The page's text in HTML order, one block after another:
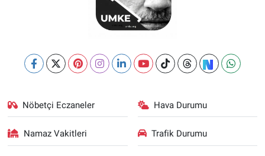
Nöbetçi Eczaneler Hava Durumu
Namaz Vakitleri Trafik Durumu